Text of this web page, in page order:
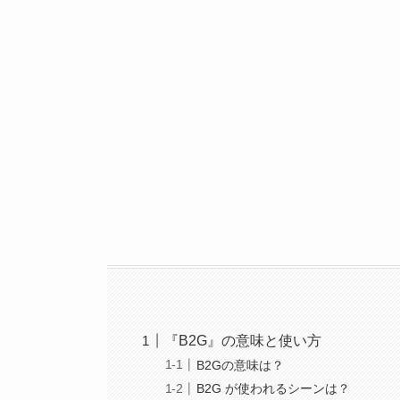
『B2G』の意味と使い方
B2Gの意味は？
B2G が使われるシーンは？